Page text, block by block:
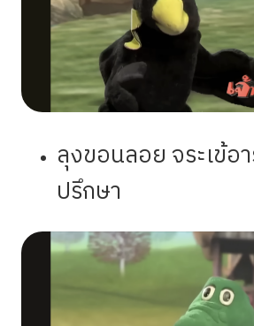
ลุงขอนลอย จระเข้อ
ปรึกษา